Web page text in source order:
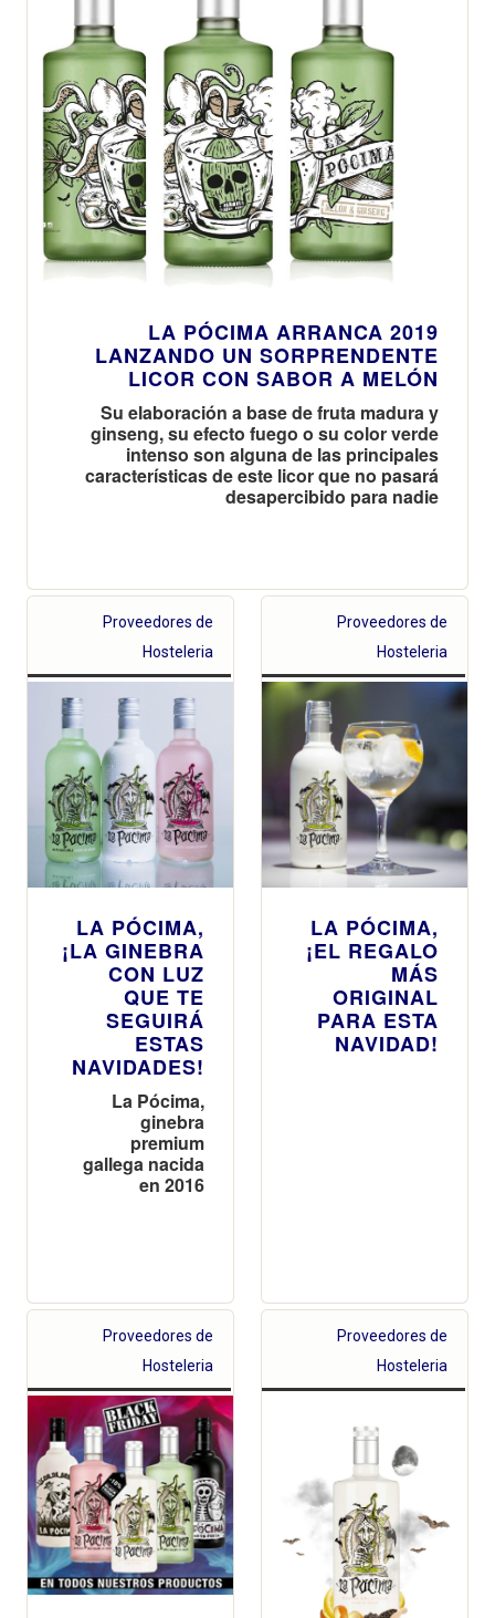
LA PÓCIMA ARRANCA 2019
LANZANDO UN SORPRENDENTE
LICOR CON SABOR A MELÓN
Su elaboración a base de fruta madura y
ginseng, su efecto fuego o su color verde
intenso son alguna de las principales
características de este licor que no pasará
desapercibido para nadie
Proveedores de
Hosteleria
LA PÓCIMA,
¡LA GINEBRA
CON LUZ
QUE TE
SEGUIRÁ
ESTAS
NAVIDADES!
La Pócima,
ginebra
premium
gallega nacida
en 2016
Proveedores de
Hosteleria
LA PÓCIMA,
¡EL REGALO
MÁS
ORIGINAL
PARA ESTA
NAVIDAD!
Proveedores de
Hosteleria
Proveedores de
Hosteleria